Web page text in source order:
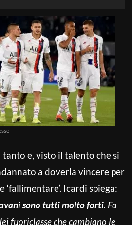
tanto e, visto il talento che si
a doverla vincere per
Icardi spiega:
sono tutti molto forti. Fa
fuoriclasse che cambiano le